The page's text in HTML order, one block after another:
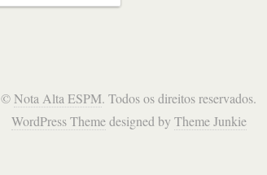
©Nota Alta ESPM. Todos os direitos reservados.
WordPress Themedesigned by Theme Junkie